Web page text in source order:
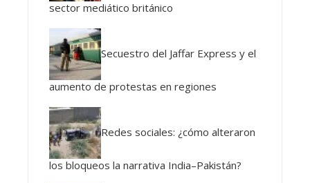
sector mediático británico
Secuestro del Jaffar Express y el
aumento de protestas en regiones
Redes sociales: ¿cómo alteraron
los bloqueos la narrativa India–Pakistán?